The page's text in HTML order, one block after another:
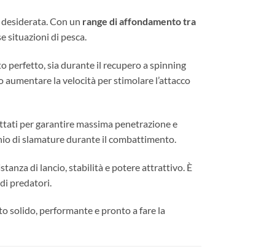
Con un range di affondamento tra
situazioni di pesca.
perfetto, sia durante il recupero a spinning
la velocità per stimolare l’attacco
per garantire massima penetrazione e
di slamature durante il combattimento.
di lancio, stabilità e potere attrattivo. È
predatori.
solido, performante e pronto a fare la